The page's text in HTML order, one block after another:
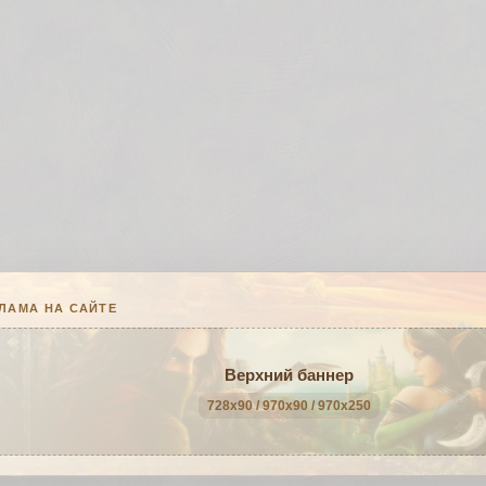
НА САЙТЕ
Верхний баннер
728x90 / 970x90 / 970x250